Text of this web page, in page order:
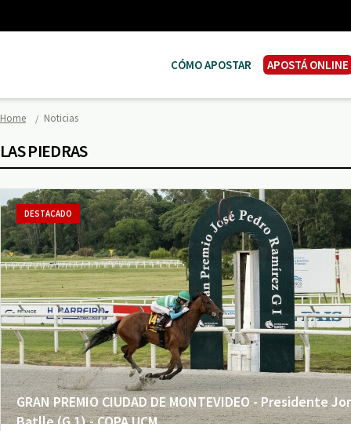
CÓMO APOSTAR APOSTÁ ONLINE
Home Noticias
LAS PIEDRAS
GRAN PREMIO CIUDAD DE MONTEVIDEO - Presidente
Batlle (G 1) - COPA UCM
DESTACADO